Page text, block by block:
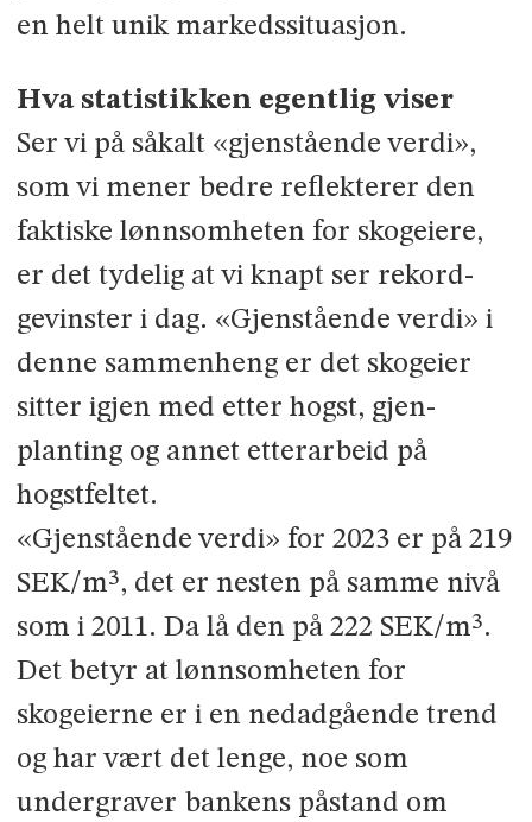
en helt unik markedssituasjon.
Hva statistikken egentlig viser
Ser vi på såkalt «gjenstående verdi»,
som vi mener bedre reflekterer den
faktiske lønnsomheten for skogeiere,
er det tydelig at vi knapt ser rekord­
gevinster i dag. «Gjenstående verdi» i
denne sammenheng er det skogeier
sitter igjen med etter hogst, gjen­
planting og annet etterarbeid på
hogstfeltet.
«Gjenstående verdi» for 2023 er på 219
SEK/m³, det er nesten på samme nivå
som i 2011. Da lå den på 222 SEK/m³.
Det betyr at lønnsomheten for
skogeierne er i en nedadgående trend
og har vært det lenge, noe som
undergraver bankens påstand om